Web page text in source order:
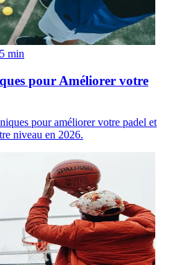
5 min
pour Améliorer votre
pour améliorer votre padel et
niveau en 2026.